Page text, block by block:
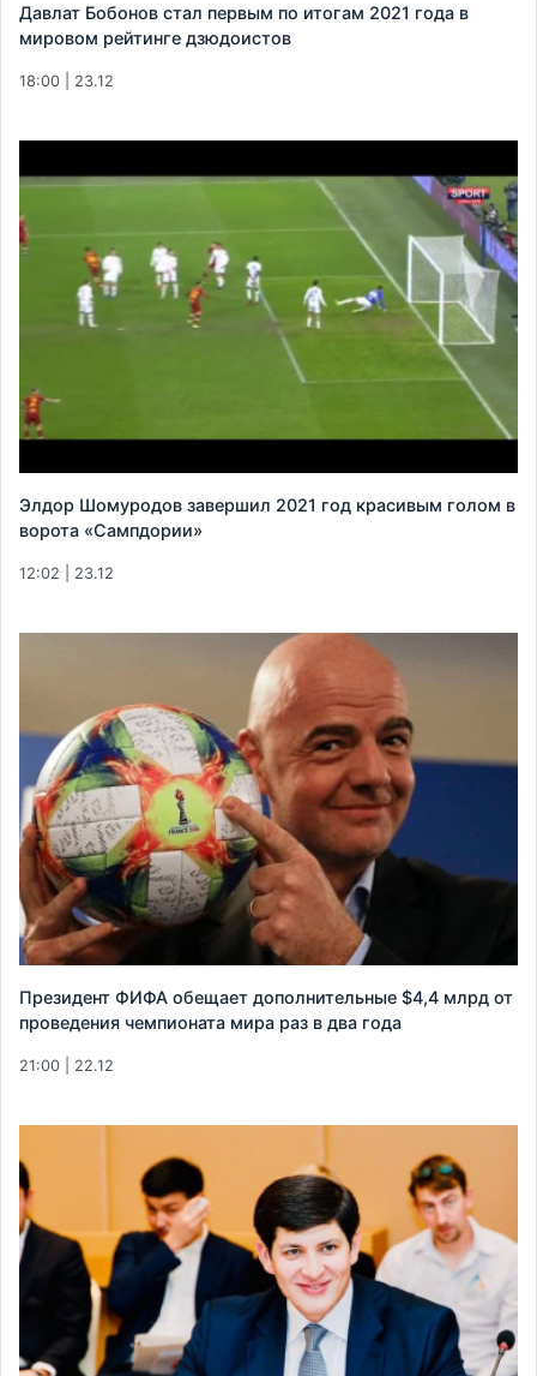
Давлат Бобонов стал первым по итогам 2021 года в
мировом рейтинге дзюдоистов
18:00 | 23.12
Элдор Шомуродов завершил 2021 год красивым голом в
ворота «Сампдории»
12:02 | 23.12
Президент ФИФА обещает дополнительные $4,4 млрд от
проведения чемпионата мира раз в два года
21:00 | 22.12